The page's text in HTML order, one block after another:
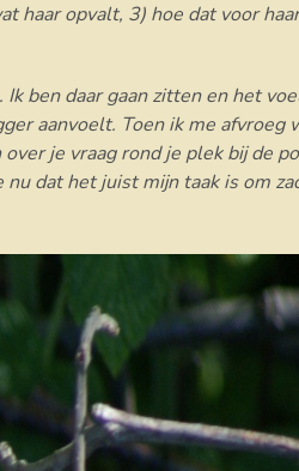
haar opvalt, 3) hoe dat voor
ben daar gaan zitten en het
aanvoelt. Toen ik me afvroeg
je vraag rond je plek bij de
dat het juist mijn taak is om